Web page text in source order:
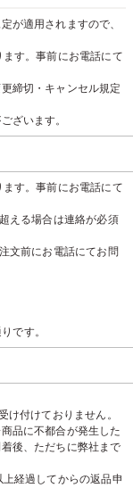
が適用されますので、
す。事前にお電話にて
締切・キャンセル規定
ざいます。
す。事前にお電話にて
える場合は連絡が必須
文前にお電話にてお問
です。
け付けておりません。
品に不都合が発生した
後、ただちに弊社まで
経過してからの返品申